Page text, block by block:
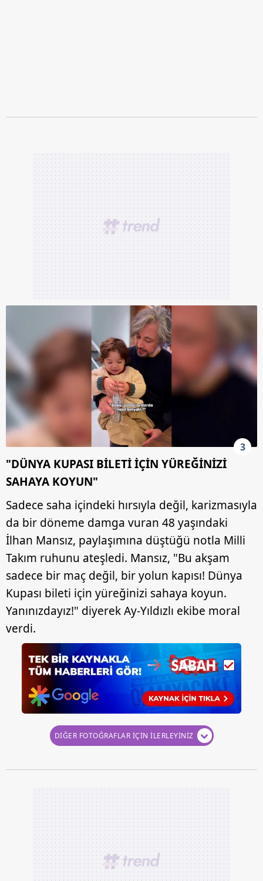
3
"DÜNYA KUPASI BİLETİ İÇİN YÜREĞİNİZİ
SAHAYA KOYUN"
Sadece saha içindeki hırsıyla değil, karizmasıyla
da bir döneme damga vuran 48 yaşındaki
İlhan Mansız, paylaşımına düştüğü notla Milli
Takım ruhunu ateşledi. Mansız, "Bu akşam
sadece bir maç değil, bir yolun kapısı! Dünya
Kupası bileti için yüreğinizi sahaya koyun.
Yanınızdayız!" diyerek Ay-Yıldızlı ekibe moral
verdi.
DİĞER FOTOĞRAFLAR İÇİN İLERLEYİNİZ